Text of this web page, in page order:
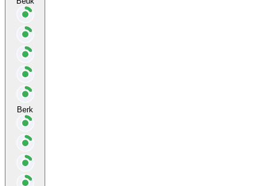
Berk